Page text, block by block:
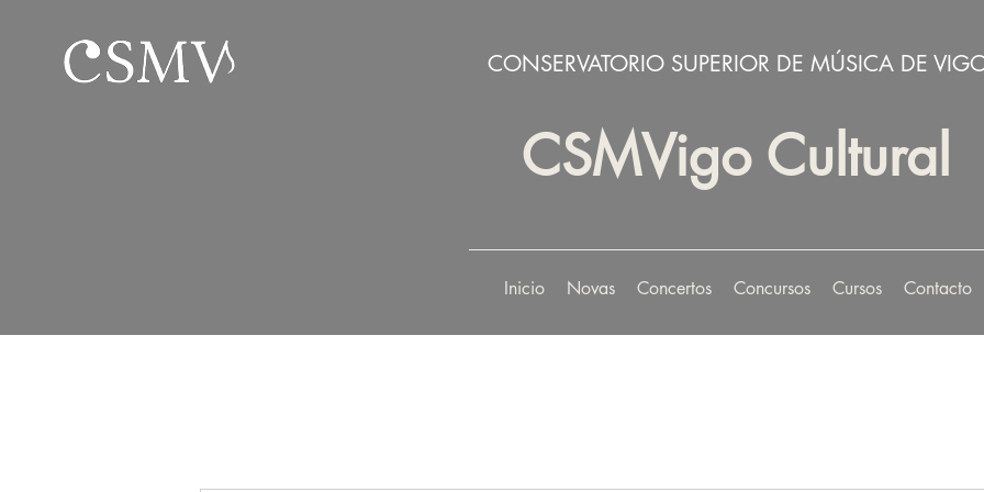
CONSERVATORIO SUPERIOR DE MÚSICA DE
CSMVigo Cultural
Inicio Novas Concertos Concursos Cursos Contacto